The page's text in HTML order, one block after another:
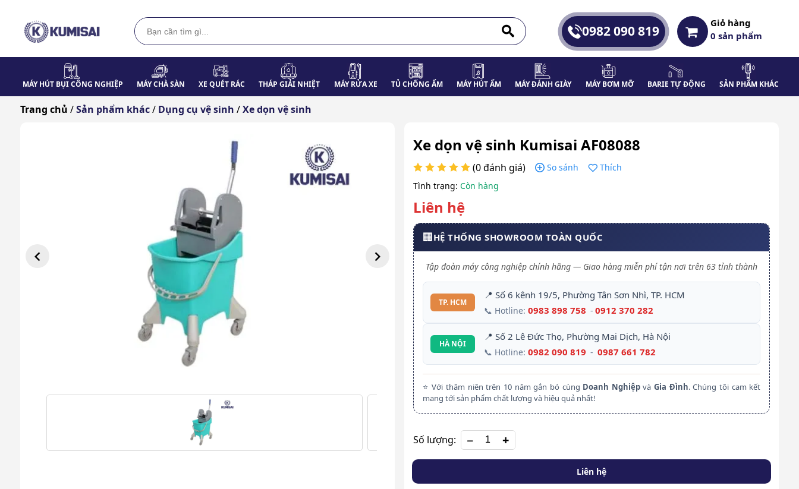
0982 090 819
Giỏ hàng
0sản phẩm
MÁY HÚT BỤI CÔNG NGHIỆP MÁY CHÀ SÀN XE QUÉT RÁC THÁP GIẢI NHIỆT MÁY RỬA XE TỦ CHỐNG ẨM MÁY HÚT ẨM MÁY ĐÁNH GIÀY MÁY BƠM MỠ BARIE TỰ ĐỘNG SẢN PHẨM KHÁC
Trang chủ / Sản phẩm khác / Dụng cụ vệ sinh / Xe dọn vệ sinh
Xe dọn vệ sinh Kumisai AF08088
(0 đánh giá) So sánh
Thích
Tình trạng: Còn hàng
Liên hệ
🏢HỆ THỐNG SHOWROOM TOÀN QUỐC
Tập đoàn máy công nghiệp chính hãng — Giao hàng miễn phí tận nơi trên 63 tỉnh thành
TP. HCM
📍 Số 6 kênh 19/5, Phường Tân Sơn Nhì, TP. HCM
📞 Hotline: 0983 898 758 - 0912 370 282
HÀ NỘI
📍 Số 2 Lê Đức Thọ, Phường Mai Dịch, Hà Nội
📞 Hotline: 0982 090 819 - 0987 661 782
⭐ Với thâm niên trên 10 năm gắn bó cùng Doanh NghiệpvàGia Đình. Chúng tôi cam kết
mang tới sản phẩm chất lượng và hiệu quả nhất!
Số lượng: +
Liên hệ